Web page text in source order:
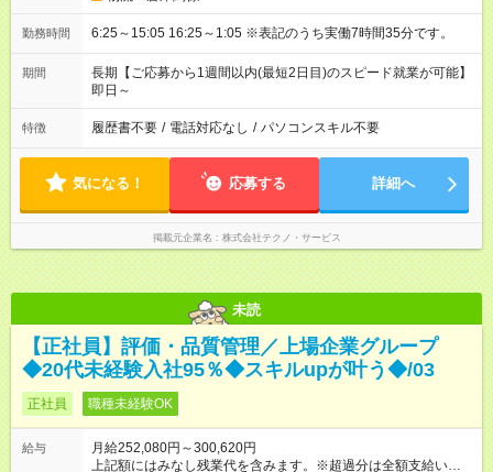
勤務時間 6:25～15:05 16:25～1:05 ※表記のうち実働7時間35分です。
期間
長期【ご応募から1週間以内(最短2日目)のスピード就業が可能】
即日～
特徴 履歴書不要 / 電話対応なし / パソコンスキル不要
気になる！ 応募する 詳細へ
掲載元企業名 株式会社テクノ・サービス
未読
【正社員】評価・品質管理／上場企業グループ
◆20代未経験入社95％◆スキルupが叶う◆/03
正社員 職種未経験OK
給与
月給252,080円～300,620円
上記額にはみなし残業代を含みます。※超過分は全額支給いたし